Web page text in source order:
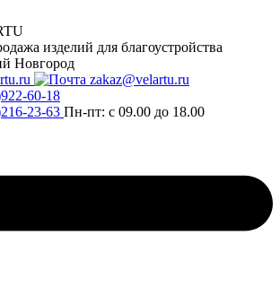
изделий для благоустройства
Новгород
zakaz@velartu.ru
60-18
23-63 Пн-пт: с 09.00 до 18.00